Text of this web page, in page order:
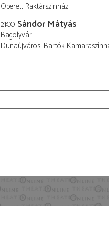
Operett Raktárszínház
21:00 Sándor Mátyás
Bagolyvár
Dunaújvárosi Bartók